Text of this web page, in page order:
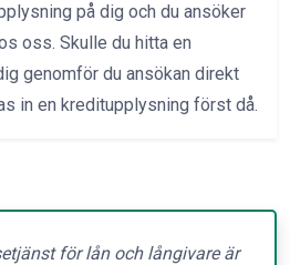
på dig och du ansöker
oss. Skulle du hitta en
genomför du ansökan direkt
in en kreditupplysning först då.
för lån och långivare är